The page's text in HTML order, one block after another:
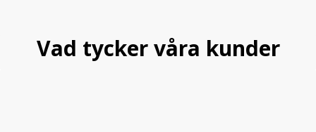
Vad tycker våra kunder